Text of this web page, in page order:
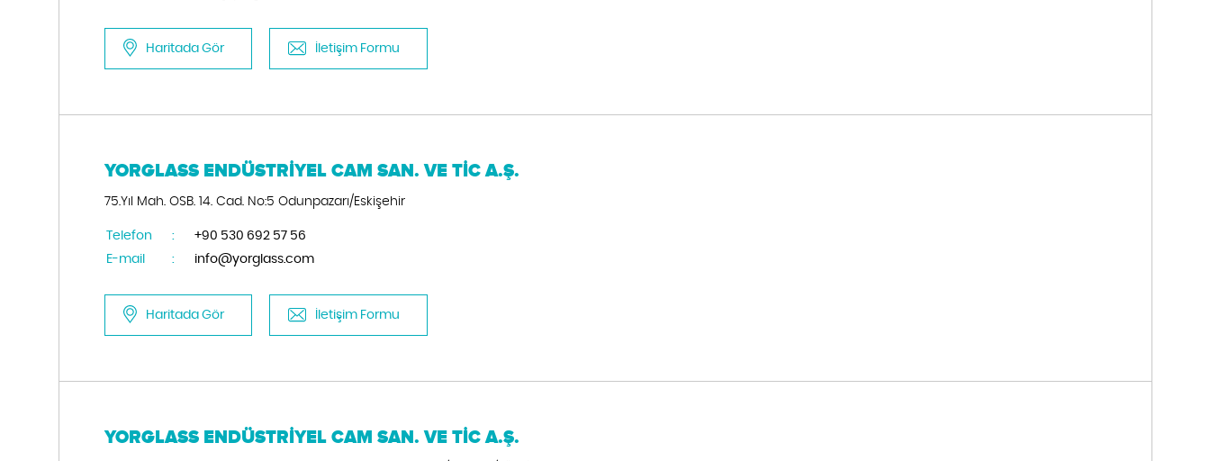
Haritada Gör İletişim Formu
YORGLASS ENDÜSTRİYEL CAM SAN. VE TİC A.Ş.
75.Yıl Mah. OSB. 14. Cad. No:5 Odunpazarı/Eskişehir
Telefon :
+90 530 692 57 56
E-mail
: info@yorglass.com
Haritada Gör İletişim Formu
YORGLASS ENDÜSTRİYEL CAM SAN. VE TİC A.Ş.